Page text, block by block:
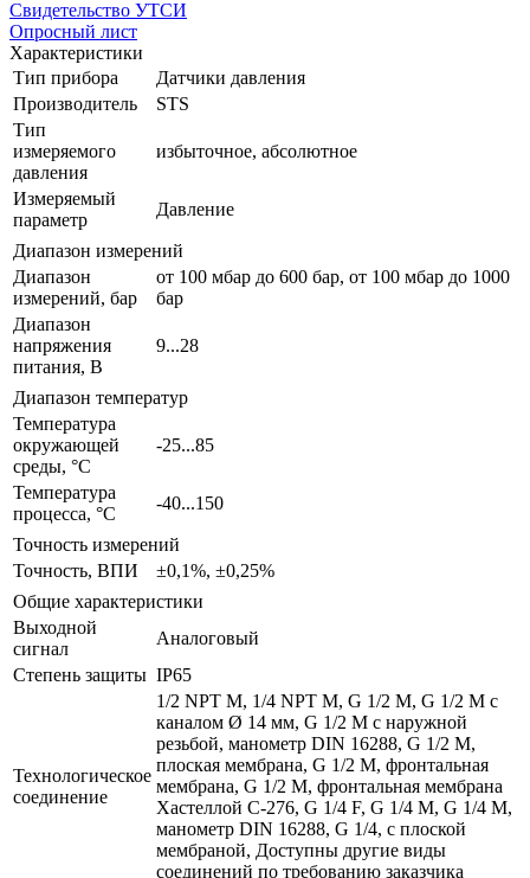
Свидетельство УТСИ
Опросный лист
Характеристики
Тип прибора
Датчики давления
Производитель
STS
Тип
измеряемого
давления
избыточное, абсолютное
Измеряемый
параметр
Давление
Диапазон измерений
Диапазон
измерений, бар
от 100 мбар до 600 бар, от 100 мбар до 1000
бар
Диапазон
напряжения
питания, В
9...28
Диапазон температур
Температура
окружающей
среды, °С
-25...85
Температура
процесса, °С
-40...150
Точность измерений
Точность, ВПИ
±0,1%, ±0,25%
Общие характеристики
Выходной
сигнал
Аналоговый
Степень защиты IP65
Технологическое
соединение
1/2 NPT M, 1/4 NPT M, G 1/2 M, G 1/2 M с
каналом Ø 14 мм, G 1/2 M с наружной
резьбой, манометр DIN 16288, G 1/2 M,
плоская мембрана, G 1/2 M, фронтальная
мембрана, G 1/2 M, фронтальная мембрана
Хастеллой C-276, G 1/4 F, G 1/4 M, G 1/4 M,
манометр DIN 16288, G 1/4, с плоской
мембраной, Доступны другие виды
соединений по требованию заказчика